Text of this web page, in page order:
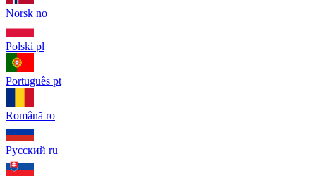
Norsk no
Polski pl
Português pt
Română ro
Русский ru